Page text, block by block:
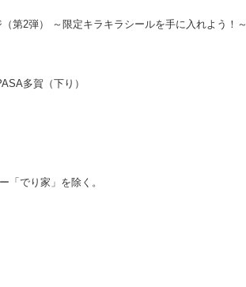
第2弾） ～限定キラキラシールを手に入れよう！～
多賀（下り）
でり家」を除く。